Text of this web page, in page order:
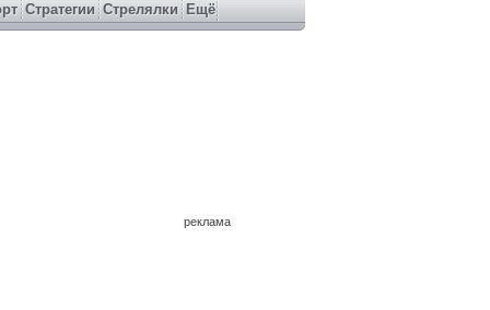
Стратегии Стрелялки Ещё
реклама